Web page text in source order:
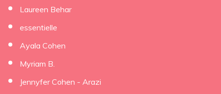
Laureen Behar
essentielle
Ayala Cohen
Myriam B.
Jennyfer Cohen - Arazi